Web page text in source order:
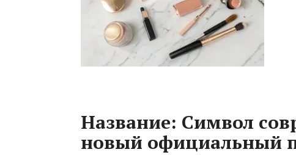
Название: Символ
новый официальный